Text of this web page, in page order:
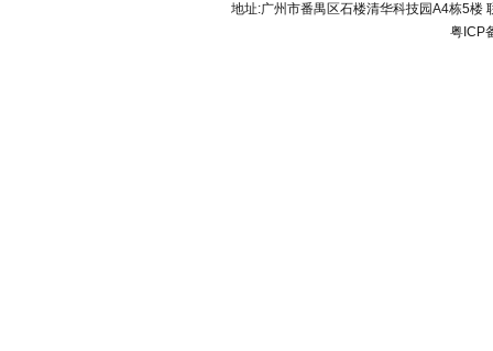
地址:广州市番禺区石楼清华科技园A4栋5
粤ICP